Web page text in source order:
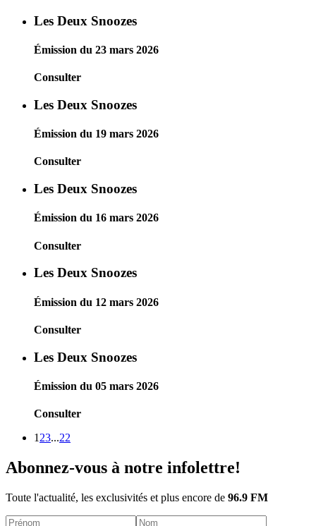
Les Deux Snoozes
Émission du 23 mars 2026
Consulter
Les Deux Snoozes
Émission du 19 mars 2026
Consulter
Les Deux Snoozes
Émission du 16 mars 2026
Consulter
Les Deux Snoozes
Émission du 12 mars 2026
Consulter
Les Deux Snoozes
Émission du 05 mars 2026
Consulter
1 23...22
Abonnez-vous à notre infolettre!
Toute l'actualité, les exclusivités et plus encore de 96.9 FM